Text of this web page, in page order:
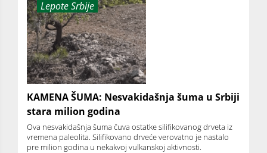
Lepote Srbije
KAMENA ŠUMA: Nesvakidašnja šuma u Srbiji
stara milion godina
Ova nesvakidašnja šuma čuva ostatke silifikovanog drveta iz
vremena paleolita. Silifikovano drveće verovatno je nastalo
pre milion godina u nekakvoj vulkanskoj aktivnosti.